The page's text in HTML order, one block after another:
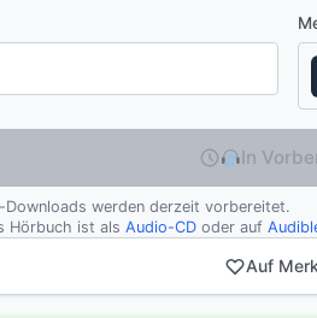
In
Downloads werden derzeit vorbereitet.
Hörbuch ist als Audio-CD oder auf
Auf